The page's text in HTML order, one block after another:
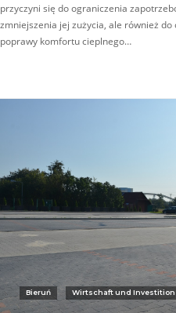
przyczyni się do ograniczenia
zmniejszenia jej zużycia, ale również
poprawy komfortu cieplnego…
Bieruń Wirtschaft und Investition